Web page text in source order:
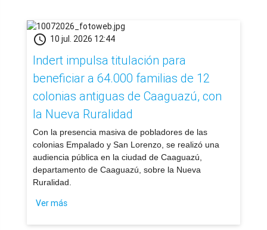
schedule 10 jul. 2026 12:44
Indert impulsa titulación para
beneficiar a 64.000 familias de 12
colonias antiguas de Caaguazú, con
la Nueva Ruralidad
​Con la presencia masiva de pobladores de las
colonias Empalado y San Lorenzo, se realizó una
audiencia pública en la ciudad de Caaguazú,
departamento de Caaguazú, sobre la Nueva
Ruralidad.
Ver más